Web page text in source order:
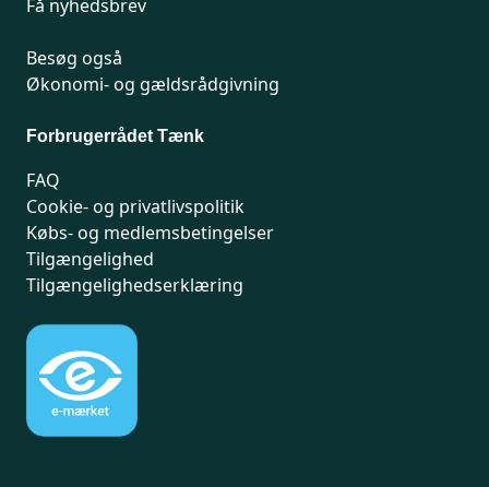
Få nyhedsbrev
Besøg også
Økonomi- og gældsrådgivning
Forbrugerrådet Tænk
FAQ
Cookie- og privatlivspolitik
Købs- og medlemsbetingelser
Tilgængelighed
Tilgængelighedserklæring